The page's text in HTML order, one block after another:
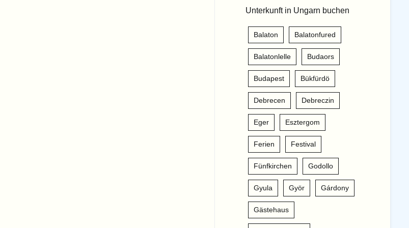
Unterkunft in Ungarn buchen
Balaton Balatonfured
Balatonlelle Budaors
Budapest Bükfürdö
Debrecen Debreczin
Eger Esztergom
Ferien Festival
Fünfkirchen Godollo
Gyula Györ Gárdony
Gästehaus